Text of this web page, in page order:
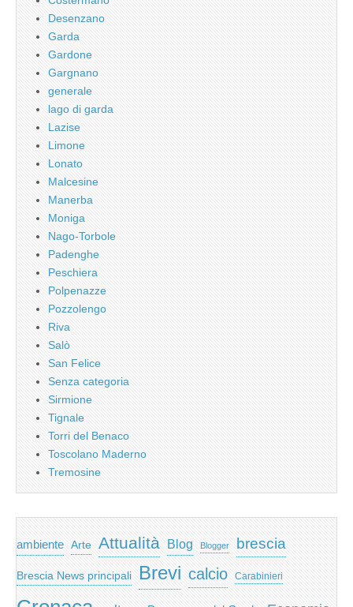
Desenzano
Garda
Gardone
Gargnano
generale
lago di garda
Lazise
Limone
Lonato
Malcesine
Manerba
Moniga
Nago-Torbole
Padenghe
Peschiera
Polpenazze
Pozzolengo
Riva
Salò
San Felice
Senza categoria
Sirmione
Tignale
Torri del Benaco
Toscolano Maderno
Tremosine
ambiente Arte Attualità Blog Blogger brescia
Brescia News principali Brevi calcio Carabinieri